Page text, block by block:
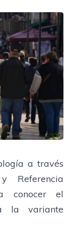
a través
Referencia
conocer el
la variante